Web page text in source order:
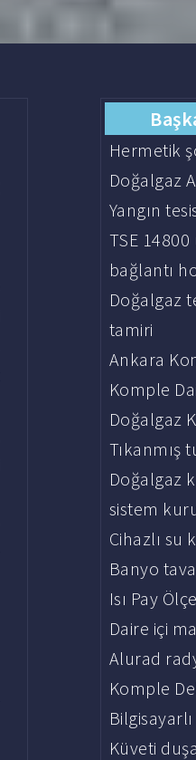
Hermetik
Doğalgaz
Yangın
TSE
bağlantı
Doğalgaz
tamiri
Ankara
Komple
Doğalgaz
Tıkanmış
Doğalgaz
sistem
Cihazlı su
Banyo
Isı Pay
Daire içi
Alurad
Komple
Küveti